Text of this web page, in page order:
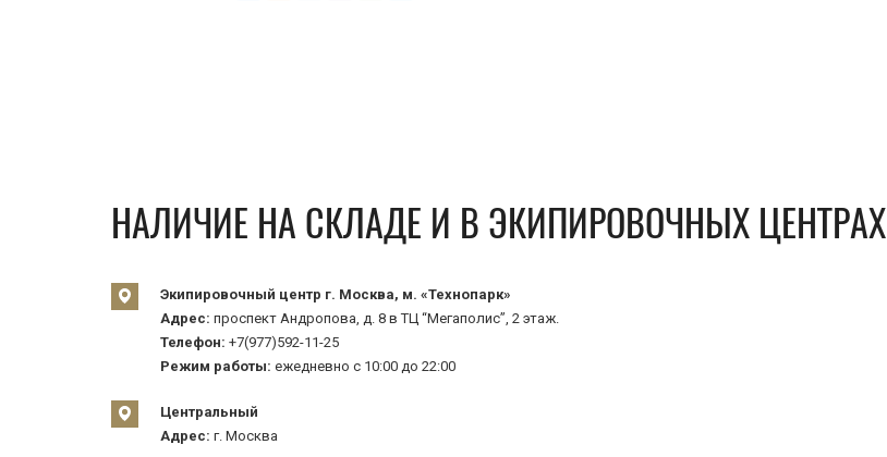
НАЛИЧИЕ НА СКЛАДЕ И В ЭКИПИРОВОЧНЫХ ЦЕНТРАХ
Экипировочный центр г. Москва, м. «Технопарк»
Адрес: проспект Андропова, д. 8 в ТЦ “Мегаполис”, 2 этаж.
Телефон: +7(977)592-11-25
Режим работы: ежедневно с 10:00 до 22:00
Центральный
Адрес: г. Москва